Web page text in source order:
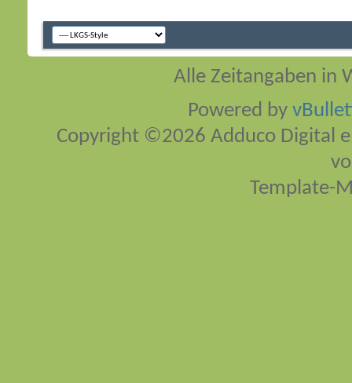
Alle Zeitangaben in
Powered by
Copyright ©2026 Adduco Digital
Template-